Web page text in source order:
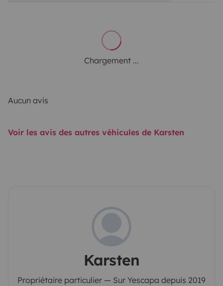
Chargement ...
Aucun avis
Voir les avis des autres véhicules de Karsten
Karsten
Propriétaire particulier — Sur Yescapa depuis 2019